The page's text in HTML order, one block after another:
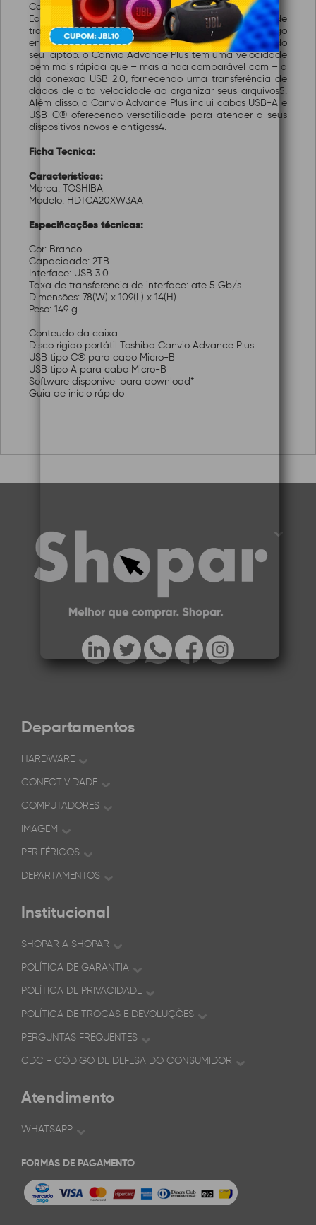
Conectividade versátil
Equipado com a tecnologia USB 3.0, você pode
transferir e fazer backup dos arquivos on the go
enquanto alimenta o drive através da conexão USB do
seu laptop. o Canvio Advance Plus tem uma velocidade
bem mais rápida que – mas ainda comparável com – a
da conexão USB 2.0, fornecendo uma transferência de
dados de alta velocidade ao organizar seus arquivos5.
Além disso, o Canvio Advance Plus inclui cabos USB-A e
USB-C® oferecendo versatilidade para atender a seus
dispositivos novos e antigoss4.
Ficha Tecnica:
Características:
Marca: TOSHIBA
Modelo: HDTCA20XW3AA
Especificações técnicas:
Cor: Branco
Capacidade: 2TB
Interface: USB 3.0
Taxa de transferencia de interface: ate 5 Gb/s
Dimensões: 78(W) x 109(L) x 14(H)
Peso: 149 g
Conteudo da caixa:
Disco rígido portátil Toshiba Canvio Advance Plus
USB tipo C® para cabo Micro-B
USB tipo A para cabo Micro-B
Software disponível para download*
Guia de início rápido
Departamentos
HARDWARE
CONECTIVIDADE
COMPUTADORES
IMAGEM
PERIFÉRICOS
DEPARTAMENTOS
Institucional
SHOPAR A SHOPAR
POLÍTICA DE GARANTIA
POLÍTICA DE PRIVACIDADE
POLÍTICA DE TROCAS E DEVOLUÇÕES
PERGUNTAS FREQUENTES
CDC - CÓDIGO DE DEFESA DO CONSUMIDOR
Atendimento
WHATSAPP
FORMAS DE PAGAMENTO